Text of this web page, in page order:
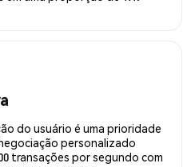
do usuário é uma prioridade
personalizado
transações por segundo com